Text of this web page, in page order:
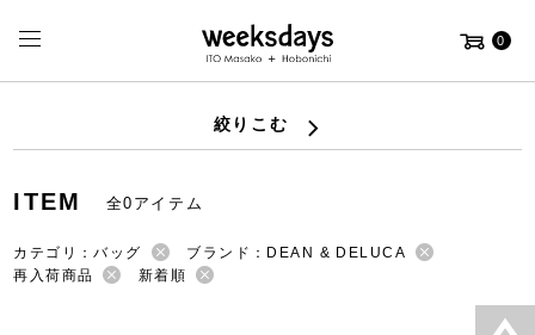
0
絞りこむ
ITEM 全0アイテム
カテゴリ：バッグ
ブランド：DEAN & DELUCA
再入荷商品
新着順